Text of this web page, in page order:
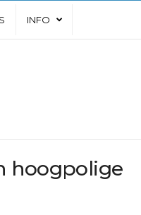
INFO
hoogpolige